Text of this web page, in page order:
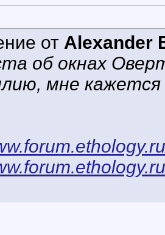
от Alexander
об окнах
мне